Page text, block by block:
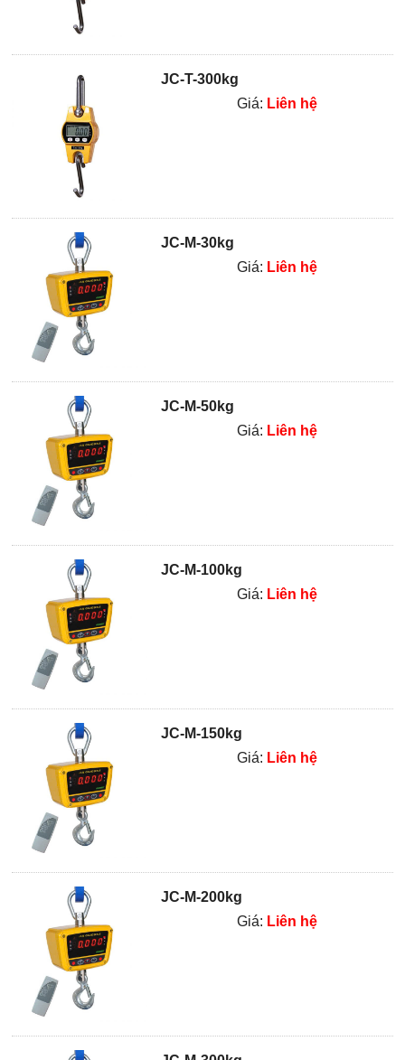
JC-T-300kg
Giá: Liên hệ
JC-M-30kg
Giá: Liên hệ
JC-M-50kg
Giá: Liên hệ
JC-M-100kg
Giá: Liên hệ
JC-M-150kg
Giá: Liên hệ
JC-M-200kg
Giá: Liên hệ